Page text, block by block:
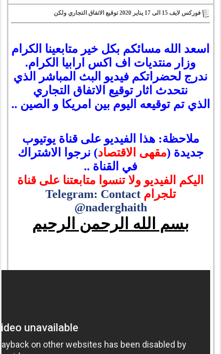
فوركس لايف 15 الى 17 يناير 2020 توقيع الاتفاق التجاري ولكن
اسعد الله مسائكم بكل خير متابعينا الكرام
وزار منتديات اف اكس ارابيا الكرام.
ندرج لحضراتكم فيديو البث المباشر الذي
نتحدث اثار توقيع الاتفاق التجاري
الذي تم توقيعه اليوم بين امريكا و الصين ..
ملاحظة: هذا الفيديو على قناة يوتيوب
جديدة (مقهى الاقتصاد) نرجوا الاشتراك
في القناة ..
اليكم الفيديو ولا تنسوا متابعتنا على قناة
تلجرامTelegram: Contact
@naderghaith
بسم الله الرحمن الرحيم